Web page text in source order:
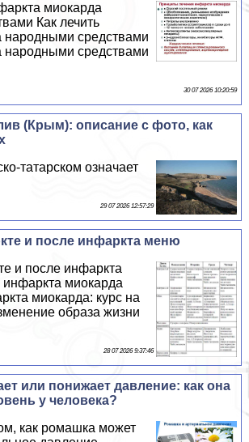
миокарда
Как лечить
народными средствами
народными средствами
30 07 2026 10:20:59
(Крым): описание с фото, как
татарском означает
29 07 2026 12:57:29
и после инфаркта меню
и после инфаркта
миокарда
миокарда: курс на
образа жизни
28 07 2026 9:37:46
или понижает давление: как она
у человека?
как ромашка может